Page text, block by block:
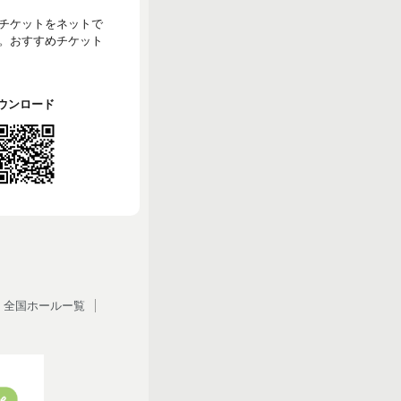
ケットをネットで
おすすめチケット
ンロード
全国ホールー覧